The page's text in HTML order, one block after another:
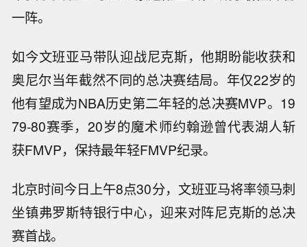
一阵。
如今文班亚马带队迎战尼克斯，他期盼能收获和
奥尼尔当年截然不同的总决赛结局。年仅22岁的
他有望成为NBA历史第二年轻的总决赛MVP。19
79-80赛季，20岁的魔术师约翰逊曾代表湖人斩
获FMVP，保持最年轻FMVP纪录。
北京时间今日上午8点30分，文班亚马将率领马刺
坐镇弗罗斯特银行中心，迎来对阵尼克斯的总决
赛首战。